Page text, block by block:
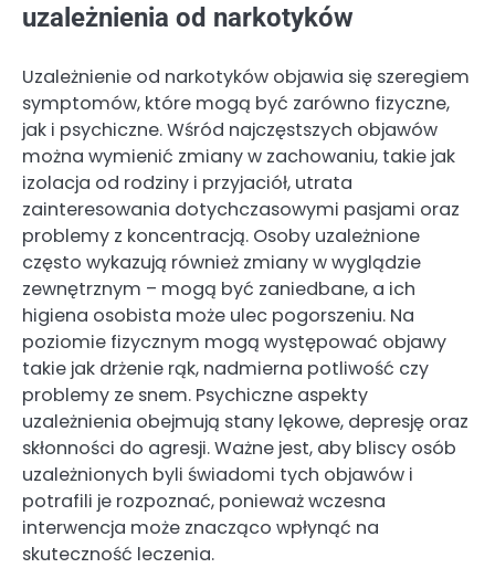
uzależnienia od narkotyków
Uzależnienie od narkotyków objawia się szeregiem
symptomów, które mogą być zarówno fizyczne,
jak i psychiczne. Wśród najczęstszych objawów
można wymienić zmiany w zachowaniu, takie jak
izolacja od rodziny i przyjaciół, utrata
zainteresowania dotychczasowymi pasjami oraz
problemy z koncentracją. Osoby uzależnione
często wykazują również zmiany w wyglądzie
zewnętrznym – mogą być zaniedbane, a ich
higiena osobista może ulec pogorszeniu. Na
poziomie fizycznym mogą występować objawy
takie jak drżenie rąk, nadmierna potliwość czy
problemy ze snem. Psychiczne aspekty
uzależnienia obejmują stany lękowe, depresję oraz
skłonności do agresji. Ważne jest, aby bliscy osób
uzależnionych byli świadomi tych objawów i
potrafili je rozpoznać, ponieważ wczesna
interwencja może znacząco wpłynąć na
skuteczność leczenia.